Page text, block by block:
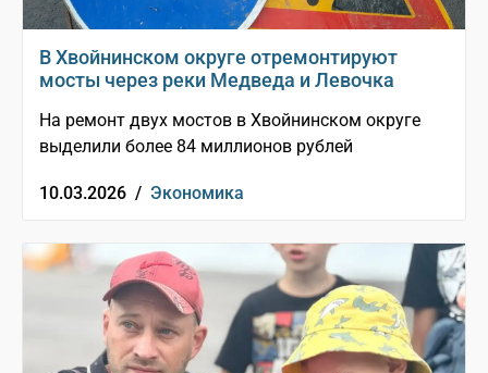
В Хвойнинском округе отремонтируют
мосты через реки Медведа и Левочка
На ремонт двух мостов в Хвойнинском округе
выделили более 84 миллионов рублей
10.03.2026 / Экономика